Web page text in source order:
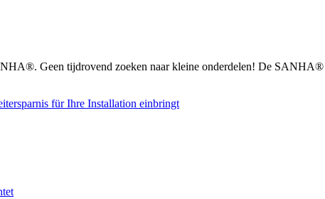
Geen tijdrovend zoeken naar kleine onderdelen! De